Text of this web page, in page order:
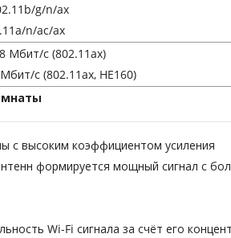
g/n/ax
n/ac/ax
Мбит/с (802.11ax)
с (802.11ax, HE160)
с высоким коэффициентом усиления
формируется мощный сигнал с
Wi-Fi сигнала за счёт его